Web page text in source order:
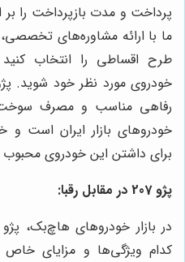
پرداخت و مدت بازپرداخت را
ما با ارائه مشاوره‌های
طرح اقساطی را انتخاب
رفاهی مناسب و مصرف سوخت
خودروهای بازار ایران است
برای داشتن این خودروی
پژو 207 در مقابل رقبا:
کدام ویژگی‌ها و مزایای خاص